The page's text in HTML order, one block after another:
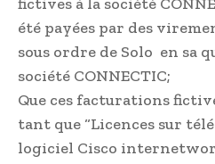
été payées par des
sous ordre de Solo en sa
société CONNECTIC;
Que ces facturations
tant que “Licences sur
logiciel Cisco